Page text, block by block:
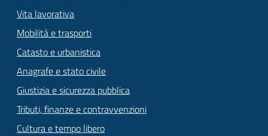
Vita lavorativa
Mobilità e trasporti
Catasto e urbanistica
Anagrafe e stato civile
Giustizia e sicurezza pubblica
Tributi, finanze e contravvenzioni
Cultura e tempo libero